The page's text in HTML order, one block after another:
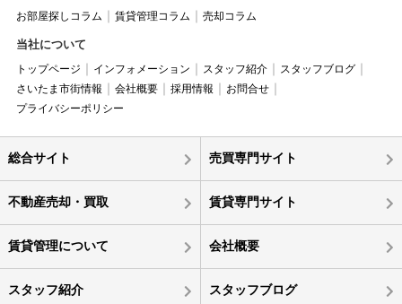
お部屋探しコラム 賃貸管理コラム 売却コラム
当社について
トップページ インフォメーション スタッフ紹介
スタッフブログ
さいたま市街情報
会社概要 採用情報
お問合せ
プライバシーポリシー
総合サイト 売買専門サイト
不動産売却・買取 賃貸専門サイト
賃貸管理について 会社概要
スタッフ紹介 スタッフブログ